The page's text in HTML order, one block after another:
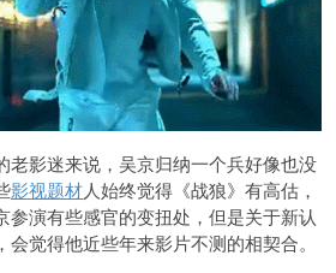
老影迷来说，吴京归纳一个兵好像也没
影视题材人始终觉得《战狼》有高估，
参演有些感官的变扭处，但是关于新认
觉得他近些年来影片不测的相契合。